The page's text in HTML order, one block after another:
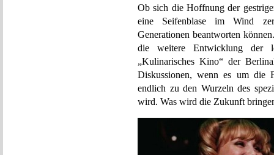
Ob sich die Hoffnung der
eine Seifenblase im Wind
Generationen beantworten
die weitere Entwicklung der
„Kulinarisches Kino“ der
Diskussionen, wenn es um die
endlich zu den Wurzeln des
wird. Was wird die Zukunft